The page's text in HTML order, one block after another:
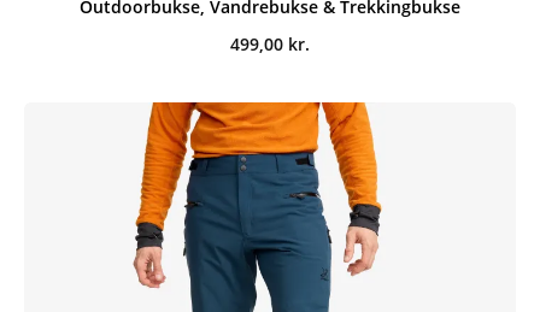
Outdoorbukse, Vandrebukse & Trekkingbukse
499,00 kr.